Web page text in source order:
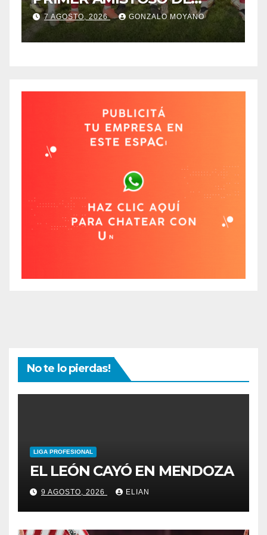
PRETEMPORADA
7 AGOSTO, 2026 GONZALO MOYANO
No te lo pierdas!
LIGA PROFESIONAL
EL LEÓN CAYÓ EN MENDOZA
9 AGOSTO, 2026 ELIAN